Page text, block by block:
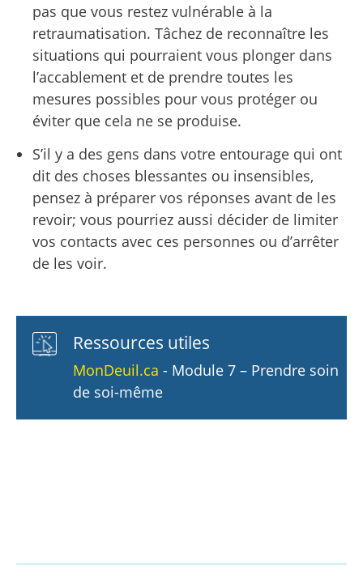
pas que vous restez vulnérable à la
retraumatisation. Tâchez de reconnaître les
situations qui pourraient vous plonger dans
l’accablement et de prendre toutes les
mesures possibles pour vous protéger ou
éviter que cela ne se produise.
S’il y a des gens dans votre entourage qui ont
dit des choses blessantes ou insensibles,
pensez à préparer vos réponses avant de les
revoir; vous pourriez aussi décider de limiter
vos contacts avec ces personnes ou d’arrêter
de les voir.
Ressources utiles
MonDeuil.ca - Module 7 – Prendre soin
de soi-même